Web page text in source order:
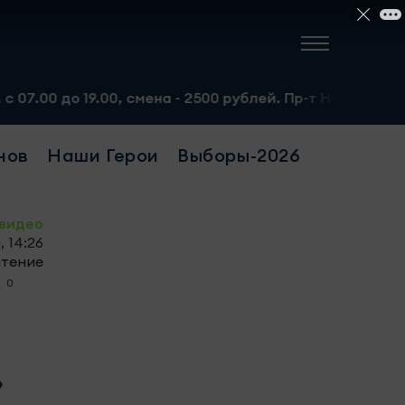
19.00, смена - 2500 рублей. Пр-т
Наши Герои Выборы-2026
14:26
0